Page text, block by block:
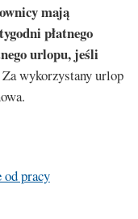
mają
płatnego
urlopu, jeśli
Za wykorzystany urlop
od pracy